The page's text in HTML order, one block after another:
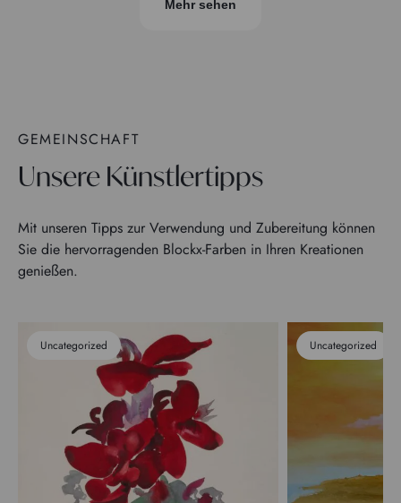
Mehr sehen
GEMEINSCHAFT
Unsere Künstlertipps
Mit unseren Tipps zur Verwendung und Zubereitung können
Sie die hervorragenden Blockx-Farben in Ihren Kreationen
genießen.
Uncategorized Uncategorized